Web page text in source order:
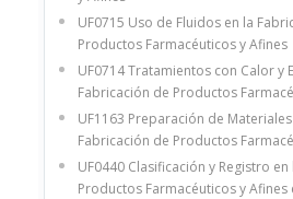
UF0715 Uso de Fluidos en la
Productos Farmacéuticos y Afines
UF0714 Tratamientos con Calor y
Fabricación de Productos
UF1163 Preparación de
Fabricación de Productos
UF0440 Clasificación y Registro
Productos Farmacéuticos y